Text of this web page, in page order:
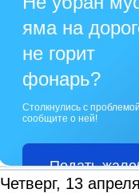
яма на
не горит
фонарь?
Столкнулись с
сообщите о ней!
Подать
Четверг, 13